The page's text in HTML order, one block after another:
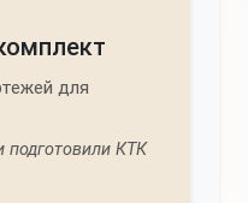
для
КТК